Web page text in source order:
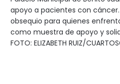
apoyo a pacientes con
obsequio para quienes
como muestra de apoyo y
FOTO: ELIZABETH RUIZ/